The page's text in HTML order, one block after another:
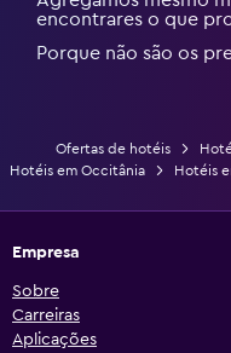
encontrares o que
Porque não são os
Ofertas de hotéis
Hotéis em Occitânia
Hotéis
Empresa
Sobre
Carreiras
Aplicações